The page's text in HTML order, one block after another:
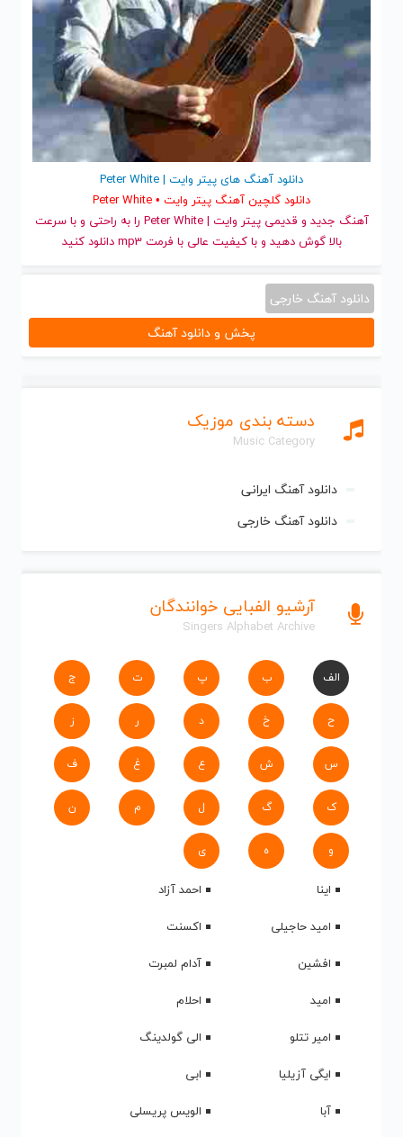
دسته بندی موزیک
Music Category
دانلود آهنگ ایرانی
دانلود آهنگ خارجی
آرشیو الفبایی خوانندگان
Singers Alphabet Archive
الف ب پ ت ج
ح خ د ر ز
س ش ع غ ف
ک گ ل م ن
و ه ی
اینا
احمد آزاد
امید حاجیلی
اکسنت
افشین
آدام لمبرت
امید
احلام
امیر تتلو
الی گولدینگ
ایگی آزیلیا
ابی
آبا
الویس پریسلی
دانلود آهنگ های پیتر وایت | Peter White
دانلود گلچین آهنگ پیتر وایت • Peter White
آهنگ جدید
و قدیمی پیتر وایت | Peter White را به راحتی و با سرعت
بالا گوش دهید و با کیفیت عالی با فرمت mp3 دانلود کنید
دانلود آهنگ خارجی
پخش و دانلود آهنگ